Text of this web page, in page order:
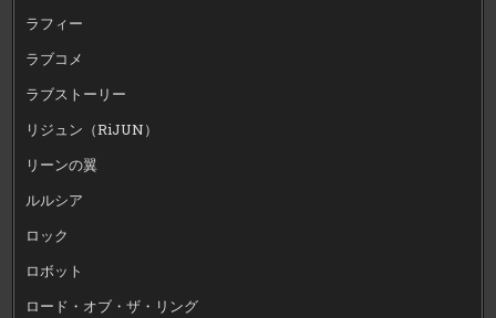
ラフィー
ラブコメ
ラブストーリー
リジュン（RiJUN）
リーンの翼
ルルシア
ロック
ロボット
ロード・オブ・ザ・リング